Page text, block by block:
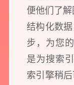
便他们了解
结构化数
步，为您
是为搜索
索引擎稍后